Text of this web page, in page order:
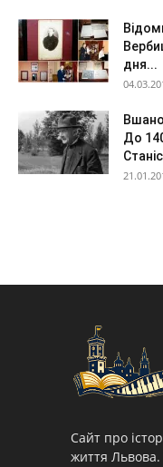
дня...
До
Cайт про
життя Львова.